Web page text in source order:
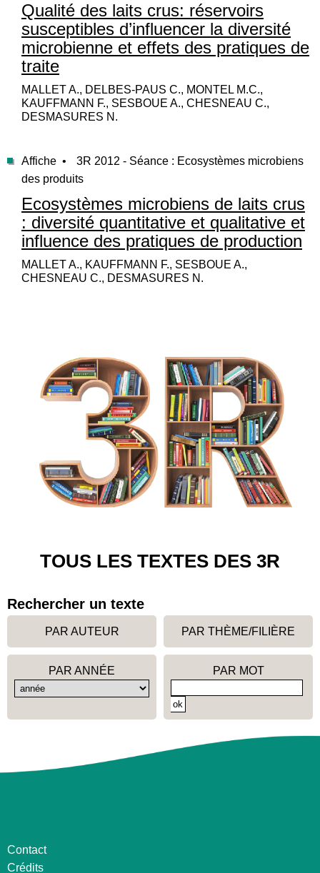
Qualité des laits crus: réservoirs
susceptibles d’influencer la diversité
microbienne et effets des pratiques de
traite
MALLET A., DELBES-PAUS C., MONTEL M.C.,
KAUFFMANN F., SESBOUE A., CHESNEAU C.,
DESMASURES N.
Affiche •
3R 2012 - Séance : Ecosystèmes microbiens
des produits
Ecosystèmes microbiens de laits crus
: diversité quantitative et qualitative et
influence des pratiques de production
MALLET A., KAUFFMANN F., SESBOUE A.,
CHESNEAU C., DESMASURES N.
TOUS LES TEXTES DES 3R
Rechercher un texte
PAR AUTEUR PAR THÈME/FILIÈRE
PAR ANNÉE PAR MOT
Contact
Crédits